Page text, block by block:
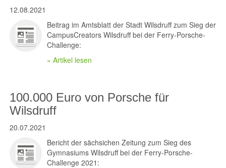
12.08.2021
Beitrag im Amtsblatt der Stadt Wilsdruff zum Sieg der
CampusCreators Wilsdruff bei der Ferry-Porsche-
Challenge:
» Artikel lesen
100.000 Euro von Porsche für
Wilsdruff
20.07.2021
Bericht der sächsichen Zeitung zum Sieg des
Gymnasiums Wilsdruff bei der Ferry-Porsche-
Challenge 2021: